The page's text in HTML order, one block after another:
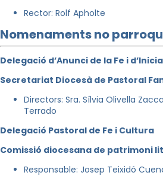
Rector: Rolf Apholte
Nomenaments no
Delegació d’Anunci de la Fe i
Secretariat Diocesà de Pastoral
Directors: Sra. Sílvia Olivella
Terrado
Delegació Pastoral de Fe i Cultura
Comissió diocesana de patrimoni
Responsable: Josep Teixidó